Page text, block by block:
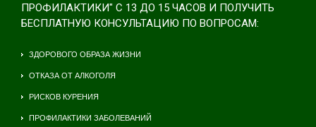
ПРОФИЛАКТИКИ" С 13 ДО 15 ЧАСОВ И ПОЛУЧИТЬ
БЕСПЛАТНУЮ КОНСУЛЬТАЦИЮ ПО ВОПРОСАМ:
ЗДОРОВОГО ОБРАЗА ЖИЗНИ
ОТКАЗА ОТ АЛКОГОЛЯ
РИСКОВ КУРЕНИЯ
ПРОФИЛАКТИКИ ЗАБОЛЕВАНИЙ